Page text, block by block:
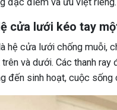
cửa lưới kéo tay
hệ cửa lưới chống muỗi,
và dưới. Các thanh ray
đến sinh hoạt, cuộc sống